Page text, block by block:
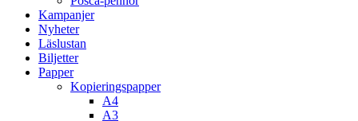
Kampanjer
Nyheter
Läslustan
Biljetter
Papper
Kopieringspapper
A4
A3